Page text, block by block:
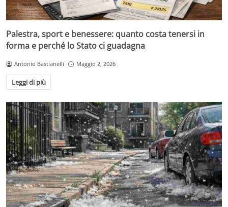
Palestra, sport e benessere: quanto costa tenersi in
forma e perché lo Stato ci guadagna
Antonio Bastianelli Maggio 2, 2026
Leggi di più